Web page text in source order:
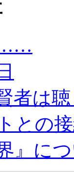
……
者は
との
』に